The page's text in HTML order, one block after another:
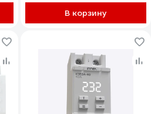
В корзину